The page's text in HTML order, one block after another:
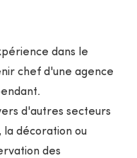
dans le
chef d'une agence
d'autres secteurs
la décoration ou
des